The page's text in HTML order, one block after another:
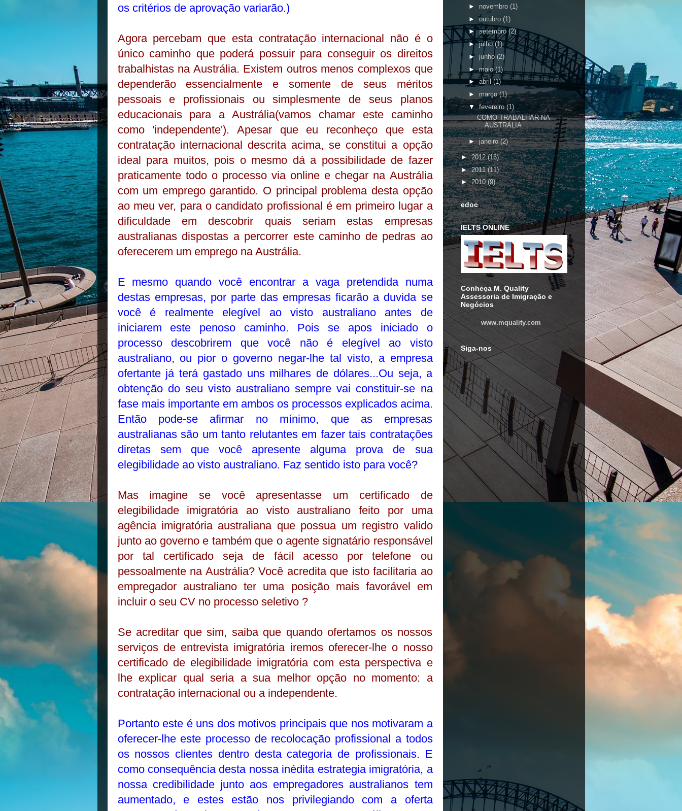
os critérios de aprovação variarão.)
Agora percebam que esta contratação internacional não é o
único caminho que poderá possuir para conseguir os direitos
trabalhistas na Austrália. Existem outros menos complexos que
dependerão essencialmente e somente de seus méritos
pessoais e profissionais ou simplesmente de seus planos
educacionais para a Austrália(vamos chamar este caminho
como 'independente'). Apesar que eu reconheço que esta
contratação internacional descrita acima, se constitui a opção
ideal para muitos, pois o mesmo dá a possibilidade de fazer
praticamente todo o processo via online e chegar na Austrália
com um emprego garantido. O principal problema desta opção
ao meu ver, para o candidato profissional é em primeiro lugar a
dificuldade em descobrir quais seriam estas empresas
australianas dispostas a percorrer este caminho de pedras ao
oferecerem um emprego na Austrália.
E mesmo quando você encontrar a vaga pretendida numa
destas empresas, por parte das empresas ficarão a duvida se
você é realmente elegível ao visto australiano antes de
iniciarem este penoso caminho. Pois se apos iniciado o
processo descobrirem que você não é elegível ao visto
australiano, ou pior o governo negar-lhe tal visto, a empresa
ofertante já terá gastado uns milhares de dólares...Ou seja, a
obtenção do seu visto australiano sempre vai constituir-se na
fase mais importante em ambos os processos explicados acima.
Então pode-se afirmar no mínimo, que as empresas
australianas são um tanto relutantes em fazer tais contratações
diretas sem que você apresente alguma prova de sua
elegibilidade ao visto australiano. Faz sentido isto para você?
Mas imagine se você apresentasse um certificado de
elegibilidade imigratória ao visto australiano feito por uma
agência imigratória australiana que possua um registro valido
junto ao governo e também que o agente signatário responsável
por tal certificado seja de fácil acesso por telefone ou
pessoalmente na Austrália? Você acredita que isto facilitaria ao
empregador australiano ter uma posição mais favorável em
incluir o seu CV no processo seletivo ?
Se acreditar que sim, saiba que quando ofertamos os nossos
serviços de entrevista imigratória iremos oferecer-lhe o nosso
certificado de elegibilidade imigratória com esta perspectiva e
lhe explicar qual seria a sua melhor opção no momento: a
contratação internacional ou a independente.
Portanto este é uns dos motivos principais que nos motivaram a
oferecer-lhe este processo de recolocação profissional a todos
os nossos clientes dentro desta categoria de profissionais. E
como consequência desta nossa inédita estrategia imigratória, a
nossa credibilidade junto aos empregadores australianos tem
aumentado, e estes estão nos privilegiando com a oferta
► novembro(1)
►outubro(1)
►setembro(2)
►julho(1)
► junho(2)
►maio(1)
►abril(1)
► março(1)
▼fevereiro(1)
COMO TRABALHAR NA
AUSTRÁLIA
►janeiro(2)
►2012(16)
►2011(11)
►2010(9)
edoc
IELTS ONLINE
Conheça M. Quality
Assessoria de Imigração e
Negócios
www.mquality.com
Siga-nos